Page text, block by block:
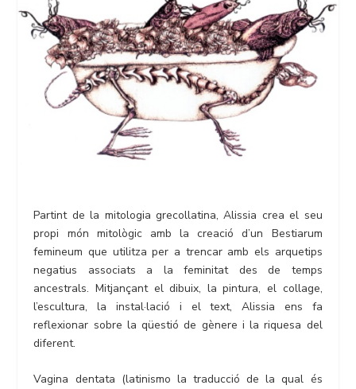
Partint de la mitologia grecollatina, Alissia crea el seu
propi món mitològic amb la creació d’un Bestiarum
femineum que utilitza per a trencar amb els arquetips
negatius associats a la feminitat des de temps
ancestrals. Mitjançant el dibuix, la pintura, el collage,
l’escultura, la instal·lació i el text, Alissia ens fa
reflexionar sobre la qüestió de gènere i la riquesa del
diferent.
Vagina dentata (latinismo la traducció de la qual és